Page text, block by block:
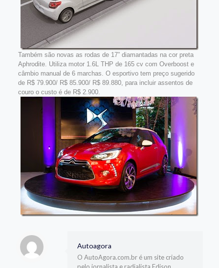
Também são novas as rodas de 17” diamantadas na cor preta
Aphrodite. Utiliza motor 1.6L THP de 165 cv com Overboost e
câmbio manual de 6 marchas. O esportivo tem preço sugerido
de R$ 79.900/ R$ 85.900/ R$ 89.880, para incluir assentos de
couro o custo é de R$ 2.900.
Autoagora
O AutoAgora.com.br é um site criado
pelo jornalista e radialista Edison